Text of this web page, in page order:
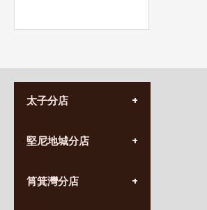
太子分店
營業時間:
九龍太子太子道西141號
堅尼地城分店
營業時間:
筲箕灣分店